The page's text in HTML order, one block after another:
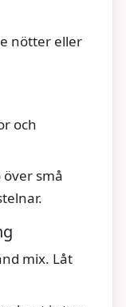
nötter eller
och
över små
mix. Låt